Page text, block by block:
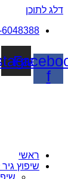
דלג לתוכן
6048388
f
ראשי
שיפוץ